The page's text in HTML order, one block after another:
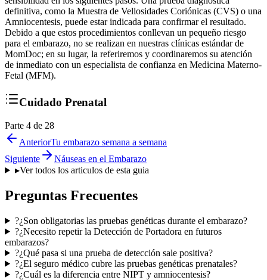
definitiva, como la Muestra de Vellosidades Coriónicas (CVS) o una
Amniocentesis, puede estar indicada para confirmar el resultado.
Debido a que estos procedimientos conllevan un pequeño riesgo
para el embarazo, no se realizan en nuestras clínicas estándar de
MomDoc; en su lugar, la referiremos y coordinaremos su atención
de inmediato con un especialista de confianza en Medicina Materno-
Fetal (MFM).
Cuidado Prenatal
Parte 4 de 28
AnteriorTu embarazo semana a semana
Siguiente
Náuseas en el Embarazo
▸Ver todos los articulos de esta guia
Preguntas Frecuentes
?¿Son obligatorias las pruebas genéticas durante el embarazo?
?¿Necesito repetir la Detección de Portadora en futuros
embarazos?
?¿Qué pasa si una prueba de detección sale positiva?
?¿El seguro médico cubre las pruebas genéticas prenatales?
?¿Cuál es la diferencia entre NIPT y amniocentesis?